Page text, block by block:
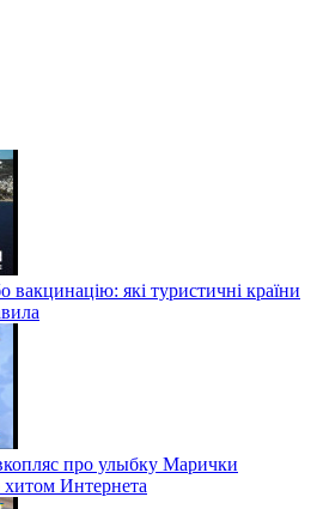
вакцинацію: які туристичні країни
про улыбку Марички
Интернета